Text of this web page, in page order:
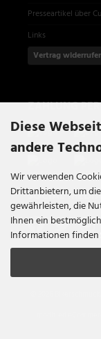
Presseartikel über
Links
Vertrag
ZAHLUNG PER
SOCIAL MEDIA
© 2026
Diese
andere
Wir verwenden
Drittanbietern, um
gewährleisten, die
Ihnen ein
Informationen finden